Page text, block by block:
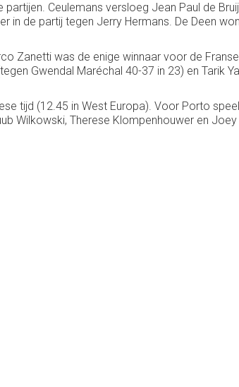
Ceulemans versloeg Jean Paul de
in de partij tegen Jerry Hermans. De Deen
Zanetti was de enige winnaar voor de
Gwendal Maréchal 40-37 in 23) en Tarik
tijd (12.45 in West Europa). Voor Porto
Wilkowski, Therese Klompenhouwer en